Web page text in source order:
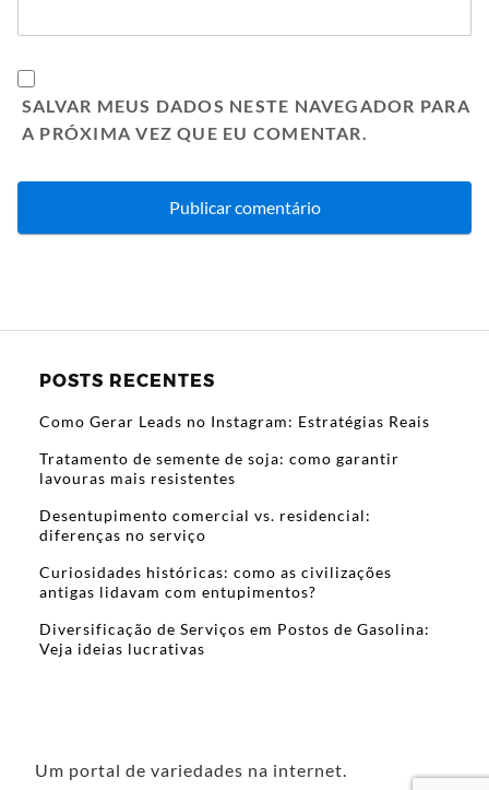
SALVAR MEUS DADOS NESTE NAVEGADOR PARA
A PRÓXIMA VEZ QUE EU COMENTAR.
POSTS RECENTES
Como Gerar Leads no Instagram: Estratégias Reais
Tratamento de semente de soja: como garantir
lavouras mais resistentes
Desentupimento comercial vs. residencial:
diferenças no serviço
Curiosidades históricas: como as civilizações
antigas lidavam com entupimentos?
Diversificação de Serviços em Postos de Gasolina:
Veja ideias lucrativas
Um portal de variedades na internet.